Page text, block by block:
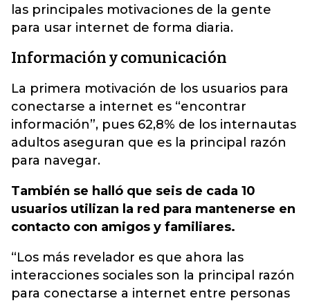
las principales motivaciones de la gente
para usar internet de forma diaria.
Información y comunicación
La primera motivación de los usuarios para
conectarse a internet es “encontrar
información”, pues 62,8% de los internautas
adultos aseguran que es la principal razón
para navegar.
También se halló que seis de cada 10
usuarios utilizan la red para mantenerse en
contacto con amigos y familiares.
“Los más revelador es que ahora las
interacciones sociales son la principal razón
para conectarse a internet entre personas